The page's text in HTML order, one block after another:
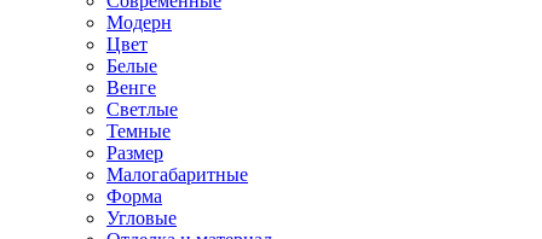
Модерн
Цвет
Белые
Венге
Светлые
Темные
Размер
Малогабаритные
Форма
Угловые